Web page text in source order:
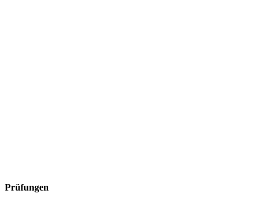
Prüfungen